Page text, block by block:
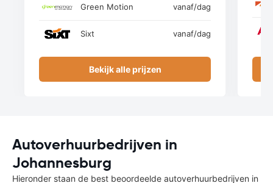
Green Motion vanaf/dag
Sixt vanaf/dag
Bekijk alle prijzen
Autoverhuurbedrijven in
Johannesburg
Hieronder staan de best beoordeelde autoverhuurbedrijven in